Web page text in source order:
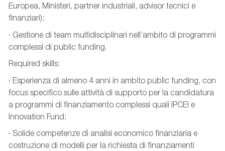
Europea, Ministeri, partner industriali, advisor tecnici e
finanziari);
· Gestione di team multidisciplinari nell’ambito di programmi
complessi di public funding.
Required skills:
· Esperienza di almeno 4 anni in ambito public funding, con
focus specifico sulle attività di supporto per la candidatura
a programmi di finanziamento complessi quali IPCEI e
Innovation Fund;
· Solide competenze di analisi economico finanziaria e
costruzione di modelli per la richiesta di finanziamenti